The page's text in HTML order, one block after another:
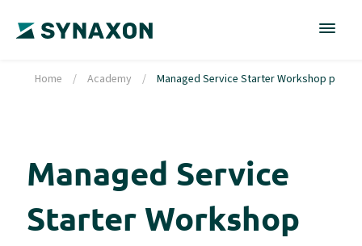
Home / Academy / Managed Service Starter Workshop
Managed Service
Starter Workshop